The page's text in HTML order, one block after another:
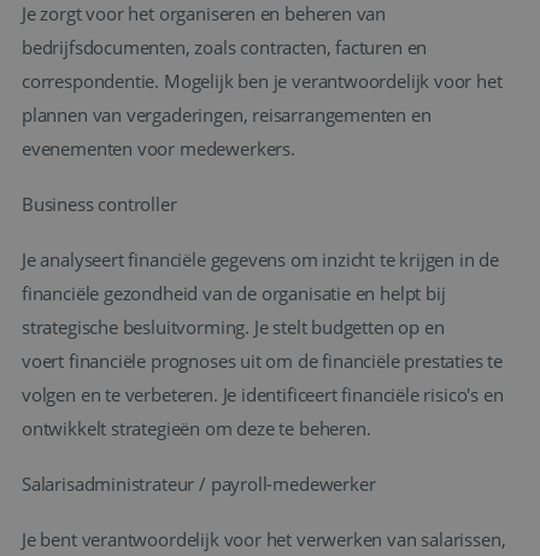
Je zorgt voor het organiseren en beheren van
bedrijfsdocumenten, zoals contracten, facturen en
correspondentie. Mogelijk ben je verantwoordelijk voor het
plannen van vergaderingen, reisarrangementen en
evenementen voor medewerkers.
Business controller
Je analyseert financiële gegevens om inzicht te krijgen in de
financiële gezondheid van de organisatie en helpt bij
strategische besluitvorming. Je stelt budgetten op en
voert financiële prognoses uit om de financiële prestaties te
volgen en te verbeteren. Je identificeert financiële risico's en
ontwikkelt strategieën om deze te beheren.
Salarisadministrateur / payroll-medewerker
Je bent verantwoordelijk voor het verwerken van salarissen,